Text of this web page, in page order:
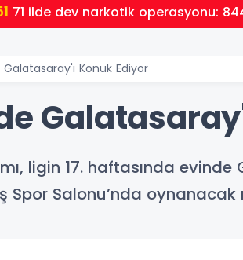
71 ilde dev narkotik operasyonu:
Galatasaray'ı Konuk Ediyor
ligin 17. haftasında
Spor Salonu’nda